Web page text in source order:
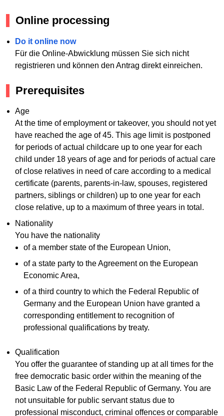
Online processing
Do it online now
Für die Online-Abwicklung müssen Sie sich nicht
registrieren und können den Antrag direkt einreichen.
Prerequisites
Age
At the time of employment or takeover, you should not yet
have reached the age of 45. This age limit is postponed
for periods of actual childcare up to one year for each
child under 18 years of age and for periods of actual care
of close relatives in need of care according to a medical
certificate (parents, parents-in-law, spouses, registered
partners, siblings or children) up to one year for each
close relative, up to a maximum of three years in total.
Nationality
You have the nationality
of a member state of the European Union,
of a state party to the Agreement on the European
Economic Area,
of a third country to which the Federal Republic of
Germany and the European Union have granted a
corresponding entitlement to recognition of
professional qualifications by treaty.
Qualification
You offer the guarantee of standing up at all times for the
free democratic basic order within the meaning of the
Basic Law of the Federal Republic of Germany. You are
not unsuitable for public servant status due to
professional misconduct, criminal offences or comparable